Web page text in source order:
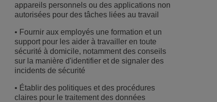
appareils personnels ou des applications non
autorisées pour des tâches liées au travail
• Fournir aux employés une formation et un
support pour les aider à travailler en toute
sécurité à domicile, notamment des conseils
sur la manière d'identifier et de signaler des
incidents de sécurité
• Établir des politiques et des procédures
claires pour le traitement des données